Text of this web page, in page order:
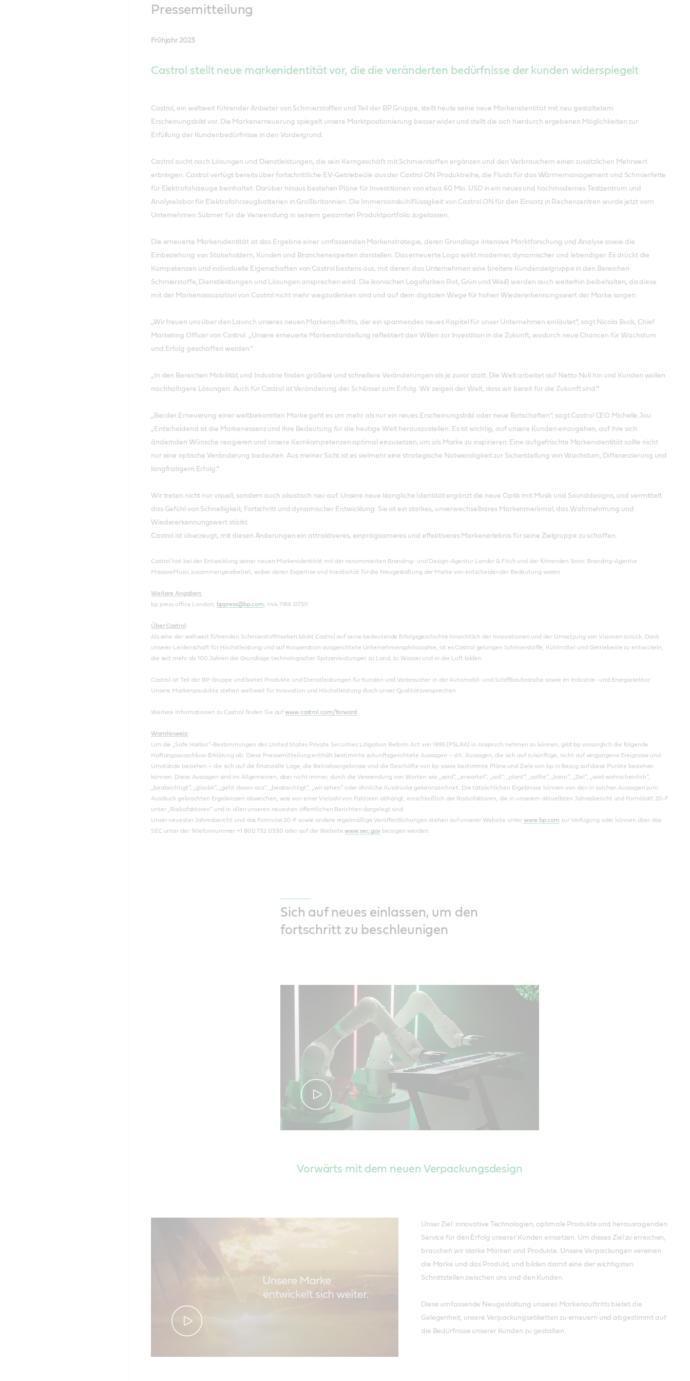
Pressemitteilung
Frühjahr 2023
Castrol stellt neue markenidentität vor, die die veränderten bedürfnisse der kunden widerspiegelt
Castrol, ein weltweit führender Anbieter von Schmierstoffen und Teil der BP Gruppe, stellt heute seine neue Markenidentität mit neu gestaltetem
Erscheinungsbild vor. Die Markenerneuerung spiegelt unsere Marktpositionierung besser wider und stellt die sich hierdurch ergebenen Möglichkeiten zur
Erfüllung der Kundenbedürfnisse in den Vordergrund.
Castrol sucht nach Lösungen und Dienstleistungen, die sein Kerngeschäft mit Schmierstoffen ergänzen und den Verbrauchern einen zusätzlichen Mehrwert
erbringen. Castrol verfügt bereits über fortschrittliche EV-Getriebeöle aus der Castrol ON Produktreihe, die Fluids für das Wärmemanagement und Schmierfette
für Elektrofahrzeuge beinhaltet. Darüber hinaus bestehen Pläne für Investitionen von etwa 60 Mio. USD in ein neues und hochmodernes Testzentrum und
Analyselabor für Elektrofahrzeugbatterien in Großbritannien. Die Immersionskühlflüssigkeit von Castrol ON für den Einsatz in Rechenzentren wurde jetzt vom
Unternehmen Submer für die Verwendung in seinem gesamten Produktportfolio zugelassen.
Die erneuerte Markenidentität ist das Ergebnis einer umfassenden Markenstrategie, deren Grundlage intensive Marktforschung und Analyse sowie die
Einbeziehung von Stakeholdern, Kunden und Branchenexperten darstellen. Das erneuerte Logo wirkt moderner, dynamischer und lebendiger. Es drückt die
Kompetenzen und individuelle Eigenschaften von Castrol bestens aus, mit denen das Unternehmen eine breitere Kundenzielgruppe in den Bereichen
Schmierstoffe, Dienstleistungen und Lösungen ansprechen wird. Die ikonischen Logofarben Rot, Grün und Weiß werden auch weiterhin beibehalten, da diese
mit der Markenassoziation von Castrol nicht mehr wegzudenken sind und auf dem digitalen Wege für hohen Wiedererkennungswert der Marke sorgen.
„Wir freuen uns über den Launch unseres neuen Markenauftritts, der ein spannendes neues Kapitel für unser Unternehmen einläutet“, sagt Nicola Buck, Chief
Marketing Officer von Castrol. „Unsere erneuerte Markendarstellung reflektiert den Willen zur Investition in die Zukunft, wodurch neue Chancen für Wachstum
und Erfolg geschaffen werden.“
„In den Bereichen Mobilität und Industrie finden größere und schnellere Veränderungen als je zuvor statt. Die Welt arbeitet auf Netto Null hin und Kunden wollen
nachhaltigere Lösungen. Auch für Castrol ist Veränderung der Schlüssel zum Erfolg. Wir zeigen der Welt, dass wir bereit für die Zukunft sind.“
„Bei der Erneuerung einer weltbekannten Marke geht es um mehr als nur ein neues Erscheinungsbild oder neue Botschaften“, sagt Castrol CEO Michelle Jou.
„Entscheidend ist die Markenessenz und ihre Bedeutung für die heutige Welt herauszustellen. Es ist wichtig, auf unsere Kunden einzugehen, auf ihre sich
ändernden Wünsche reagieren und unsere Kernkompetenzen optimal einzusetzen, um als Marke zu inspirieren. Eine aufgefrischte Markenidentität sollte nicht
nur eine optische Veränderung bedeuten. Aus meiner Sicht ist es vielmehr eine strategische Notwendigkeit zur Sicherstellung von Wachstum, Differenzierung und
langfristigem Erfolg.“
Wir treten nicht nur visuell, sondern auch akustisch neu auf. Unsere neue klangliche Identität ergänzt die neue Optik mit Musik und Sounddesigns, und vermittelt
das Gefühl von Schnelligkeit, Fortschritt und dynamischer Entwicklung. Sie ist ein starkes, unverwechselbares Markenmerkmal, das Wahrnehmung und
Wiedererkennungswert stärkt.
Castrol ist überzeugt, mit diesen Änderungen ein attraktiveres, einprägsameres und effektiveres Markenerlebnis für seine Zielgruppe zu schaffen.
Castrol hat bei der Entwicklung seiner neuen Markenidentität mit der renommierten Branding- und Design-Agentur Landor & Fitch und der führenden Sonic Branding-Agentur
MassiveMusic zusammengearbeitet, wobei deren Expertise und Kreativität für die Neugestaltung der Marke von entscheidender Bedeutung waren.
Weitere Angaben:
bp press office London,
bppress@bp.com , +44 7919 217511
Über Castrol :
Als eine der weltweit führenden Schmierstoffmarken blickt Castrol auf seine bedeutende Erfolgsgeschichte hinsichtlich der Innovationen und der Umsetzung von Visionen zurück. Dank
unserer Leidenschaft für Höchstleistung und auf Kooperation ausgerichtete Unternehmensphilosophie, ist es Castrol gelungen Schmierstoffe, Kühlmittel und Getriebeöle zu entwickeln,
die seit mehr als 100 Jahren die Grundlage technologischer Spitzenleistungen zu Land, zu Wasser und in der Luft bilden.
Castrol ist Teil der BP Gruppe und bietet Produkte und Dienstleistungen für Kunden und Verbraucher in der Automobil- und Schiffbaubranche sowie im Industrie- und Energiesektor.
Unsere Markenprodukte stehen weltweit für Innovation und Höchstleistung durch unser Qualitätsversprechen.
Weitere Informationen zu Castrol finden Sie aufwww.castrol.com/forward
Warnhinweis:
Um die „Safe Harbor“-Bestimmungen des United States Private Securities Litigation Reform Act von 1995 (PSLRA) in Anspruch nehmen zu können, gibt bp vorsorglich die folgende
Haftungsausschluss-Erklärung ab. Diese Pressemitteilung enthält bestimmte zukunftsgerichtete Aussagen – d.h. Aussagen, die sich auf zukünftige, nicht auf vergangene Ereignisse und
Umstände beziehen – die sich auf die finanzielle Lage, die Betriebsergebnisse und die Geschäfte von bp sowie bestimmte Pläne und Ziele von bp in Bezug auf diese Punkte beziehen
können. Diese Aussagen sind im Allgemeinen, aber nicht immer, durch die Verwendung von Worten wie „wird“, „erwartet“, „soll“, „plant“, „sollte“, „kann“, „Ziel“, „wird wahrscheinlich“,
„beabsichtigt“, „glaubt“, „geht davon aus“, „beabsichtigt“, „wir sehen“ oder ähnliche Ausdrücke gekennzeichnet. Die tatsächlichen Ergebnisse können von den in solchen Aussagen zum
Ausdruck gebrachten Ergebnissen abweichen, was von einer Vielzahl von Faktoren abhängt, einschließlich der Risikofaktoren, die in unserem aktuellsten Jahresbericht und Formblatt 20-F
unter „Risikofaktoren“ und in allen unseren neuesten öffentlichen Berichten dargelegt sind.
Unser neuester Jahresbericht und das Formular 20-F sowie andere regelmäßige Veröffentlichungen stehen auf unserer Website unterwww.bp.com zur Verfügung oder können über das
SEC unter der Telefonnummer +1 800 732 0330 oder auf der Websitewww.sec.gov bezogen werden.
Sich auf neues einlassen, um den
fortschritt zu beschleunigen
Vorwärts mit dem neuen Verpackungsdesign
Unser Ziel: innovative Technologien, optimale Produkte und herausragenden
Service für den Erfolg unserer Kunden einsetzen. Um dieses Ziel zu erreichen,
brauchen wir starke Marken und Produkte. Unsere Verpackungen vereinen
die Marke und das Produkt, und bilden damit eine der wichtigsten
Schnittstellen zwischen uns und den Kunden.
Diese umfassende Neugestaltung unseres Markenauftritts bietet die
Gelegenheit, unsere Verpackungsetiketten zu erneuern und abgestimmt auf
die Bedürfnisse unserer Kunden zu gestalten.